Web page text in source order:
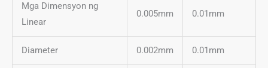
Mga Dimensyon ng
Linear
0.005mm 0.01mm
Diameter 0.002mm 0.01mm